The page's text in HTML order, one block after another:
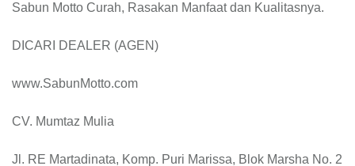
Sabun Motto Curah, Rasakan Manfaat dan Kualitasnya.
DICARI DEALER (AGEN)
www.SabunMotto.com
CV. Mumtaz Mulia
Jl. RE Martadinata, Komp. Puri Marissa, Blok Marsha No. 2